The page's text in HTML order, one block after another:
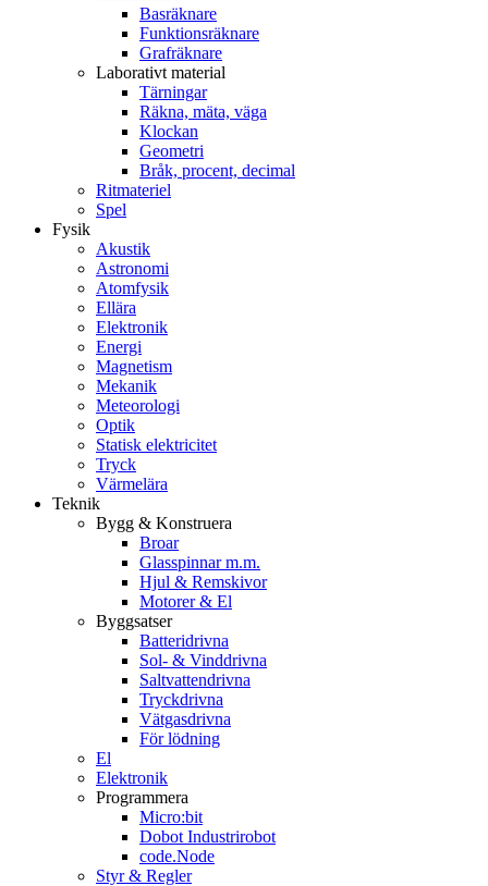
Basräknare
Funktionsräknare
Grafräknare
Laborativt material
Tärningar
Räkna, mäta, väga
Klockan
Geometri
Bråk, procent, decimal
Ritmateriel
Spel
Fysik
Akustik
Astronomi
Atomfysik
Ellära
Elektronik
Energi
Magnetism
Mekanik
Meteorologi
Optik
Statisk elektricitet
Tryck
Värmelära
Teknik
Bygg & Konstruera
Broar
Glasspinnar m.m.
Hjul & Remskivor
Motorer & El
Byggsatser
Batteridrivna
Sol- & Vinddrivna
Saltvattendrivna
Tryckdrivna
Vätgasdrivna
För lödning
El
Elektronik
Programmera
Micro:bit
Dobot Industrirobot
code.Node
Styr & Regler